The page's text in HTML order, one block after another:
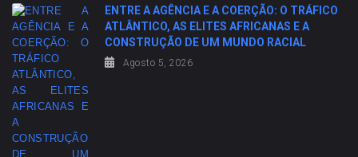
ENTRE A AGÊNCIA E A COERÇÃO: O TRÁFICO
ATLÂNTICO, AS ELITES AFRICANAS E A
CONSTRUÇÃO DE UM MUNDO RACIAL
Agosto 5, 2026